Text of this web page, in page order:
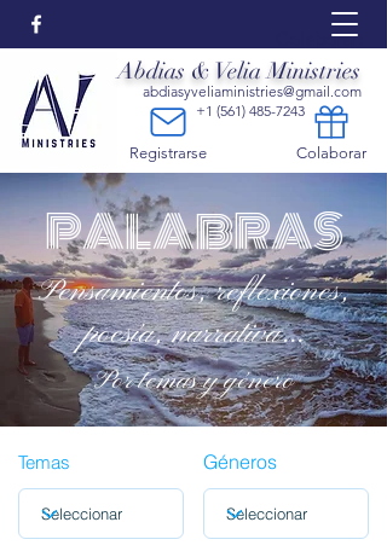
Abdias & Velia Ministries
abdiasyveliaministries@gmail.com
+1 (561) 485-7243
Colaborar
Registrarse
Colaborar:
PALABRAS
Pensamientos, reflexiones,
poesía, narrativa...
Por temas y género
Temas Géneros